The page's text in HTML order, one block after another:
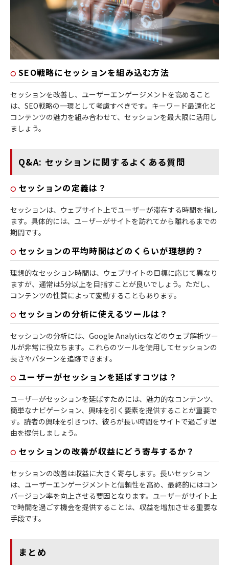
SEO戦略にセッションを組み込む方法
セッションを改善し、ユーザーエンゲージメントを高めること
は、SEO戦略の一環として考慮すべきです。キーワード最適化と
コンテンツの魅力を組み合わせて、セッションを最大限に活用し
ましょう。
Q&A: セッションに関するよくある質問
セッションの定義は？
セッションは、ウェブサイト上でユーザーが滞在する時間を指し
ます。具体的には、ユーザーがサイトを訪れてから離れるまでの
期間です。
セッションの平均時間はどのくらいが理想的？
理想的なセッション時間は、ウェブサイトの目標に応じて異なり
ますが、通常は5分以上を目指すことが良いでしょう。ただし、
コンテンツの性質によって変動することもあります。
セッションの分析に使えるツールは？
セッションの分析には、Google Analyticsなどのウェブ解析ツー
ルが非常に役立ちます。これらのツールを使用してセッションの
長さやパターンを追跡できます。
ユーザーがセッションを延ばすコツは？
ユーザーがセッションを延ばすためには、魅力的なコンテンツ、
簡単なナビゲーション、興味を引く要素を提供することが重要で
す。読者の興味を引きつけ、彼らが長い時間をサイトで過ごす理
由を提供しましょう。
セッションの改善が収益にどう寄与するか？
セッションの改善は収益に大きく寄与します。長いセッション
は、ユーザーエンゲージメントと信頼性を高め、最終的にはコン
バージョン率を向上させる要因となります。ユーザーがサイト上
で時間を過ごす機会を提供することは、収益を増加させる重要な
手段です。
まとめ